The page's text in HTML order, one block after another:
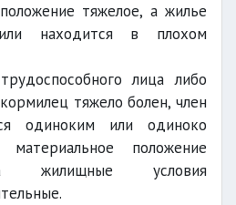
тяжелое, а жилье
или находится в плохом
лица либо
тяжело болен, член
одиноким или одиноко
материальное положение
жилищные условия